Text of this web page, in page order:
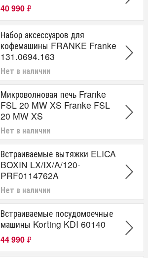
40 990 ₽
Набор аксессуаров для
кофемашины FRANKE Franke
131.0694.163
Нет в наличии
Микроволновая печь Franke
FSL 20 MW XS Franke FSL
20 MW XS
Нет в наличии
Встраиваемые вытяжки ELICA
BOXIN LX/IX/A/120-
PRF0114762A
Нет в наличии
Встраиваемые посудомоечные
машины Korting KDI 60140
44 990 ₽